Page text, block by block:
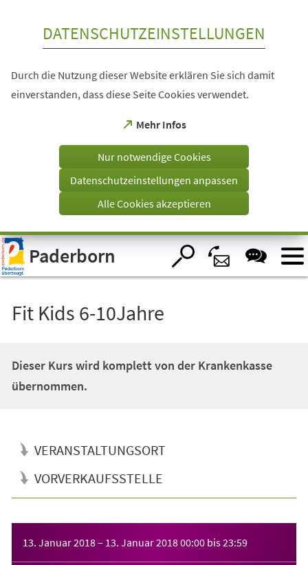
Visuelle
Assistenzsoftware
öffnen.
DATENSCHUTZEINSTELLUNGEN
Durch die Nutzung dieser Website erklären Sie sich damit
einverstanden, dass diese Seite Cookies verwendet.
Mehr Infos
(Öffnet
einem
Tab)
Nur notwendige Cookies
Datenschutzeinstellungen anpassen
Alle Cookies akzeptieren
Paderborn
Fit Kids 6-10Jahre
Dieser Kurs wird komplett von der Krankenkasse
übernommen.
VERANSTALTUNGSORT
VORVERKAUFSSTELLE
13. Januar 2018– 13. Januar 201800:00 bis23:59